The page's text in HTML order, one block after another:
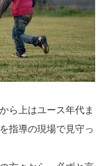
ら上はユース年代ま
指導の現場で見守っ